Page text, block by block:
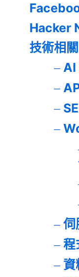
Hacker
技術相關
AI
伺
程
資